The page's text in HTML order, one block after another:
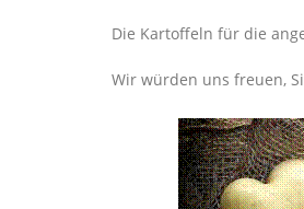
Die Kartoffeln für die
Wir würden uns freuen,